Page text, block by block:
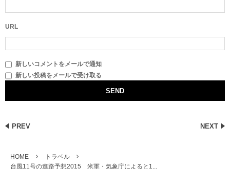
URL
新しいコメントをメールで通知
新しい投稿をメールで受け取る
PREV NEXT
HOME
トラベル
台風11号の進路予想2015 米軍・気象庁によると1...